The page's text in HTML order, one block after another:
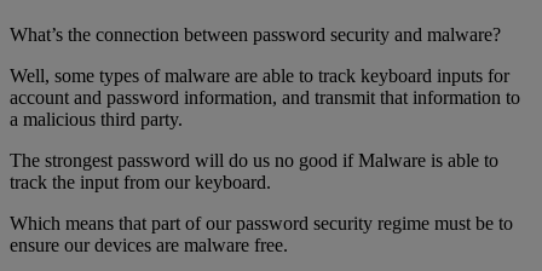
What’s the connection between password security and malware?
Well, some types of malware are able to track keyboard inputs for
account and password information, and transmit that information to
a malicious third party.
The strongest password will do us no good if Malware is able to
track the input from our keyboard.
Which means that part of our password security regime must be to
ensure our devices are malware free.